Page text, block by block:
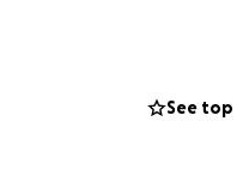
diagnose en het
See top